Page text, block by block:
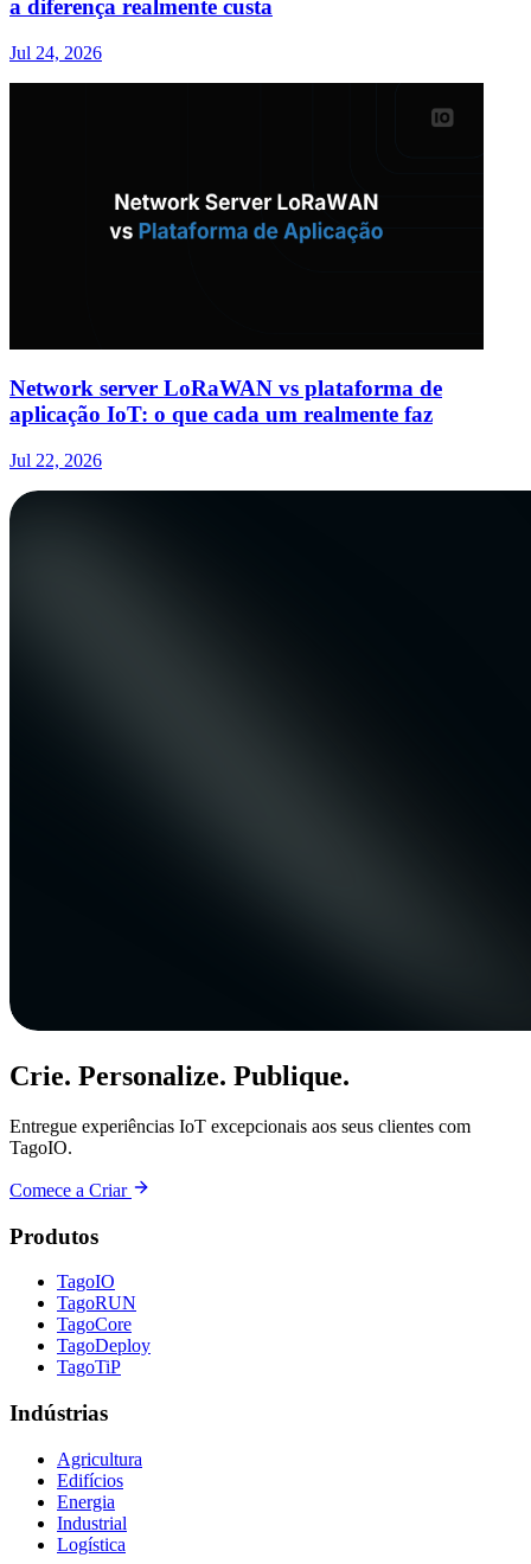
a diferença realmente custa
Jul 24, 2026
Network server LoRaWAN vs plataforma de
aplicação IoT: o que cada um realmente faz
Jul 22, 2026
Crie. Personalize. Publique.
Entregue experiências IoT excepcionais aos seus clientes com
TagoIO.
Comece a Criar
Produtos
TagoIO
TagoRUN
TagoCore
TagoDeploy
TagoTiP
Indústrias
Agricultura
Edifícios
Energia
Industrial
Logística